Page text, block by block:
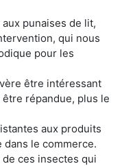
punaises de lit,
qui nous
pour les
être intéressant
répandue, plus le
aux produits
le commerce.
ces insectes qui